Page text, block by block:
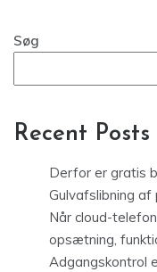
Søg
Recent Posts
Derfor er gratis
Gulvafslibning af
Når cloud-
opsætning,
Adgangskontrol